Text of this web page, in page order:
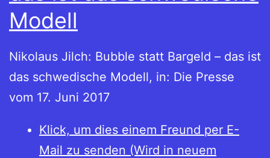
Modell
Nikolaus Jilch: Bubble statt Bargeld – das ist
das schwedische Modell, in: Die Presse
vom 17. Juni 2017
Klick, um dies einem Freund per E-
Mail zu senden (Wird in neuem